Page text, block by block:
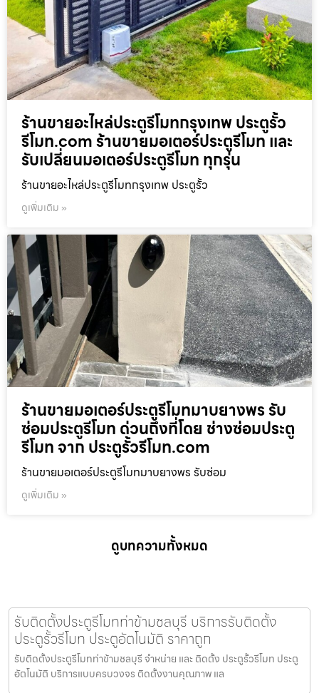
ร้านขายอะไหล่ประตูรีโมทกรุงเทพ ประตูรั้ว
รีโมท.com ร้านขายมอเตอร์ประตูรีโมท และ
รับเปลี่ยนมอเตอร์ประตูรีโมท ทุกรุ่น
ร้านขายอะไหล่ประตูรีโมทกรุงเทพ ประตูรั้ว
ดูเพิ่มเติม »
ร้านขายมอเตอร์ประตูรีโมทมาบยางพร รับ
ซ่อมประตูรีโมท ด่วนถึงที่โดย ช่างซ่อมประตู
รีโมท จาก ประตูรั้วรีโมท.com
ร้านขายมอเตอร์ประตูรีโมทมาบยางพร รับซ่อม
ดูเพิ่มเติม »
ดูบทความทั้งหมด
รับติดตั้งประตูรีโมทท่าข้ามชลบุรี บริการรับติดตั้ง
ประตูรั้วรีโมท ประตูอัตโนมัติ ราคาถูก
รับติดตั้งประตูรีโมทท่าข้ามชลบุรี จำหน่าย และ ติดตั้ง ประตูรั้วรีโมท ประตู
อัตโนมัติ บริการแบบครบวงจร ติดตั้งงานคุณภาพ แล